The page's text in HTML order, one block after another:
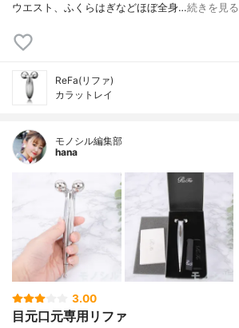
ウエスト、ふくらはぎなどほぼ全身…続きを見る
ReFa(リファ)
カラットレイ
モノシル編集部
hana
3.00
目元口元専用リファ